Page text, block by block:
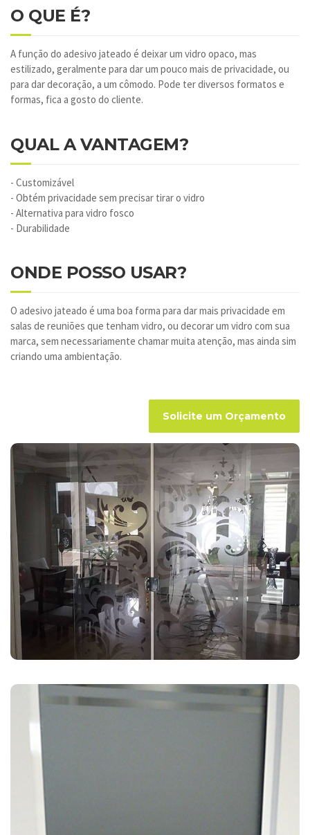
O QUE É?
A função do adesivo jateado é deixar um vidro opaco, mas
estilizado, geralmente para dar um pouco mais de privacidade, ou
para dar decoração, a um cômodo. Pode ter diversos formatos e
formas, fica a gosto do cliente.
QUAL A VANTAGEM?
- Customizável
- Obtém privacidade sem precisar tirar o vidro
- Alternativa para vidro fosco
- Durabilidade
ONDE POSSO USAR?
O adesivo jateado é uma boa forma para dar mais privacidade em
salas de reuniões que tenham vidro, ou decorar um vidro com sua
marca, sem necessariamente chamar muita atenção, mas ainda sim
criando uma ambientação.
Solicite um Orçamento